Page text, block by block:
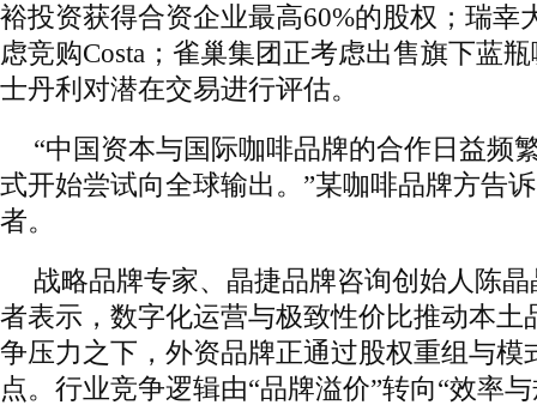
裕投资获得合资企业最高60%的股权；瑞幸
虑竞购Costa；雀巢集团正考虑出售旗下蓝
士丹利对潜在交易进行评估。
“中国资本与国际咖啡品牌的合作日益频
式开始尝试向全球输出。”某咖啡品牌方告
者。
战略品牌专家、晶捷品牌咨询创始人陈
者表示，数字化运营与极致性价比推动本土
争压力之下，外资品牌正通过股权重组与模
点。行业竞争逻辑由“品牌溢价”转向“效率